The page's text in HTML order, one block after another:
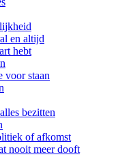
en altijd
hebt
voor staan
bezitten
of afkomst
nooit meer dooft